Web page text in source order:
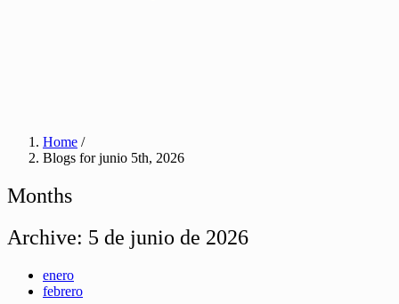
Home /
Blogs for junio 5th, 2026
Months
Archive: 5 de junio de 2026
enero
febrero